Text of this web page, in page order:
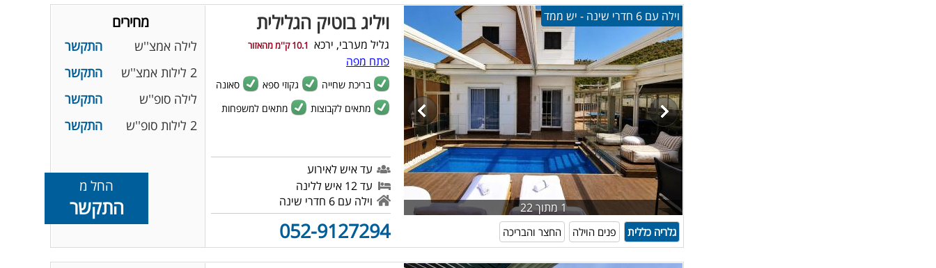
1 מתוך 22
גלריה כללית פנים הוילה החצר והבריכה
וילה עם 6 חדרי שינה - יש ממד ויליג בוטיק הגלילית
גליל מערבי, ירכא 10.1 ק''מ מהאזור
פתח מפה
בריכת שחייה גקוזי ספא
סאונה
מתאים לקבוצות
מתאים למשפחות
עד איש לאירוע
עד 12 איש ללינה
וילה עם 6 חדרי שינה
052-9127294
מחירים
לילה אמצ''ש
התקשר
2 לילות אמצ''ש
התקשר
לילה סופ''ש
התקשר
2 לילות סופ''ש
התקשר
החל מ
התקשר